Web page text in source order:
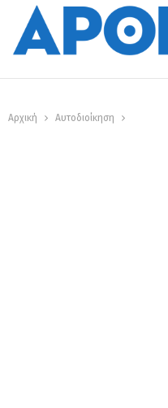
Αρχική Αυτοδιοίκηση